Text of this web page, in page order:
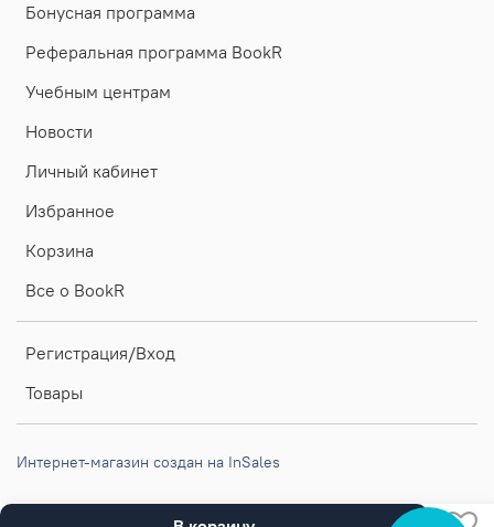
Бонусная программа
Реферальная программа BookR
Учебным центрам
Новости
Личный кабинет
Избранное
Корзина
Все о BookR
Регистрация/Вход
Товары
Интернет-магазин создан на InSales